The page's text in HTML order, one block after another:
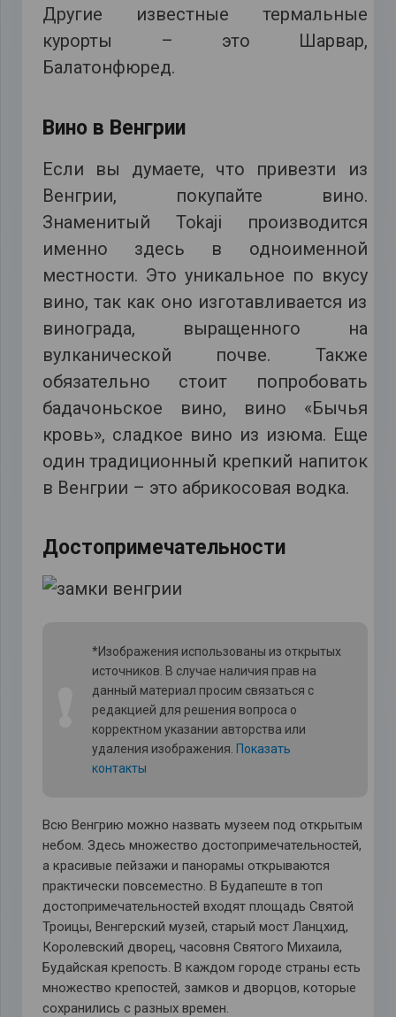
Другие известные термальные
курорты – это Шарвар,
Балатонфюред.
Вино в Венгрии
Если вы думаете, что привезти из
Венгрии, покупайте вино.
Знаменитый Tokaji производится
именно здесь в одноименной
местности. Это уникальное по вкусу
вино, так как оно изготавливается из
винограда, выращенного на
вулканической почве. Также
обязательно стоит попробовать
бадачоньское вино, вино «Бычья
кровь», сладкое вино из изюма. Еще
один традиционный крепкий напиток
в Венгрии – это абрикосовая водка.
Достопримечательности
*Изображения использованы из открытых
источников. В случае наличия прав на
данный материал просим связаться с
редакцией для решения вопроса о
корректном указании авторства или
удаления изображения. Показать
контакты
Всю Венгрию можно назвать музеем под открытым
небом. Здесь множество достопримечательностей,
а красивые пейзажи и панорамы открываются
практически повсеместно. В Будапеште в топ
достопримечательностей входят площадь Святой
Троицы, Венгерский музей, старый мост Ланцхид,
Королевский дворец, часовня Святого Михаила,
Будайская крепость. В каждом городе страны есть
множество крепостей, замков и дворцов, которые
сохранились с разных времен.